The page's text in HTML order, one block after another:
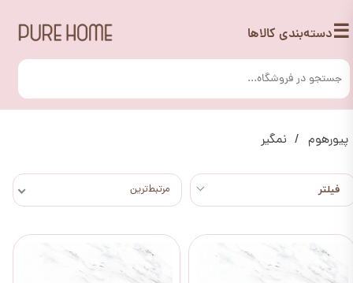
☰دسته‌بندی کالاها
پیورهوم نمگیر
مرتبط‌ترین